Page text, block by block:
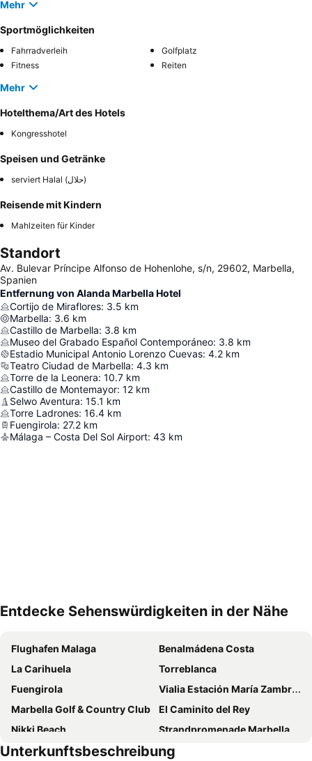
Mehr
Sportmöglichkeiten
Fahrradverleih
Golfplatz
Fitness
Reiten
Mehr
Hotelthema/Art des Hotels
Kongresshotel
Speisen und Getränke
serviert Halal (حلال)
Reisende mit Kindern
Mahlzeiten für Kinder
Standort
Av. Bulevar Príncipe Alfonso de Hohenlohe, s/n, 29602, Marbella,
Spanien
Entfernung von Alanda Marbella Hotel
Cortijo de Miraflores: 3.5 km
Marbella: 3.6 km
Castillo de Marbella: 3.8 km
Museo del Grabado Español Contemporáneo: 3.8 km
Estadio Municipal Antonio Lorenzo Cuevas: 4.2 km
Teatro Ciudad de Marbella: 4.3 km
Torre de la Leonera: 10.7 km
Castillo de Montemayor: 12 km
Selwo Aventura: 15.1 km
Torre Ladrones: 16.4 km
Fuengirola: 27.2 km
Málaga – Costa Del Sol Airport: 43 km
Entdecke Sehenswürdigkeiten in der Nähe
Flughafen Malaga
Benalmádena Costa
La Carihuela
Torreblanca
Fuengirola
Vialia Estación María Zambrano
Marbella Golf & Country Club
El Caminito del Rey
Nikki Beach
Strandpromenade Marbella
Puerto Banús
Nueva Andalucía
Unterkunftsbeschreibung